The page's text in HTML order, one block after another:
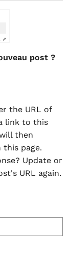
⇗
post ?
the URL of
link to this
then
this page.
Update or
URL again.